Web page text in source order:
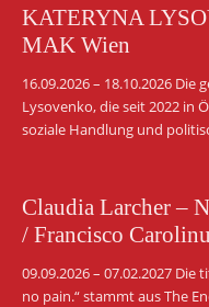
KATERYNA
MAK Wien
16.09.2026 – 18.10.2026
Lysovenko, die seit 2022 in
soziale Handlung und
Claudia Larcher –
/ Francisco
09.09.2026 – 07.02.2027 Die
no pain.“ stammt aus The